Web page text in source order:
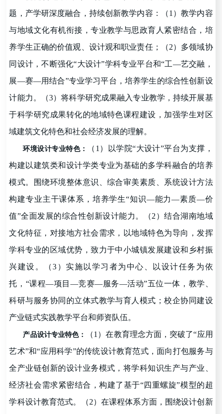
题，产学研深度融合，持续创新教学内容：（1）教学内容
与地域文化有机衔接，专业教学与思政育人紧密结合，培
养学生正确的价值观、设计观和职业责任；（2）多领域协
同设计，不断强化“大设计”学科专业平台和“工—艺交融，
展—赛—用结合”专业学习平台，培养学生的综合性创新设
计能力。
（3）将科学研究成果融入专业教学，持续开展基
于科学研究成果转化的地域特色课程建设，加强学生对区
域建筑文化特色和社会经济发展的理解。
环境设计专业特色 ： （1）以学院“大设计”平台为支撑，
构建以建筑类和设计学类专业为基础的多学科融合的培养
模式。围绕环境整体意识、综合审美素质、系统设计方法
构建专业主干课体系，培养学生“知识—能力—素质—价
值”全面发展的综合性创新设计能力。（2）结合湖南地域
文化特征，对接地方社会需求，以地域特色为导向，发挥
学科专业的区域优势，致力于中小城镇发展建设和乡村振
兴建设。（3）实施以学习者为中心、以设计任务为依
托， “课程—项目 —竞赛—服务—活动”五位一体，教学、
科研与服务协同的立体式教学与育人模式；校企协同建设
产业链式实践教学平台和师资队伍。
产品设计专业特色 ： （1 ）在教育理念方面， 突破了“应用
艺术”和“应用科学”的传统设计教育范式，面向打包服务与
全产业链创新的设计业务模式， 将学科知识生产与产业、
经济社会需求紧密结合，构建了基于“四重螺旋”模型的超
学科设计教育范式。（2）在课程体系方面， 围绕设计创新